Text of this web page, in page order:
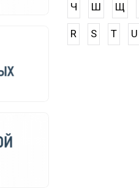
Ч Ш Щ
R S T U